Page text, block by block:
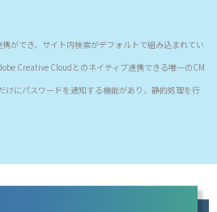
ができ、サイト内検索がデフォルトで組み込まれてい
Creative Cloudとのネイティブ連携できる唯一のCM
にパスワードを通知する機能があり、静的処理を行